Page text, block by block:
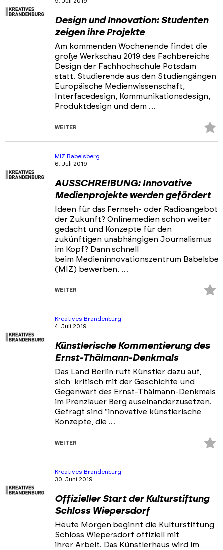
Portfolios
Veranstaltungen & Events
Design und Innovation: Studenten
zeigen ihre Projekte
Am kommenden Wochenende findet die
große Werkschau 2019 des Fachbereichs
Design der Fachhochschule Potsdam
statt. Studierende aus den Studiengängen
Europäische Medienwissenschaft,
Interfacedesign, Kommunikationsdesign,
Produktdesign und dem …
WEITER
MIZ Babelsberg
6. Juli 2019
AUSSCHREIBUNG: Innovative
Medienprojekte werden gefördert
Ideen für das Fernseh- oder Radioangebot
der Zukunft? Onlinemedien schon weiter
gedacht und Konzepte für den
zukünftigen unabhängigen Journalismus
im Kopf? Dann schnell
beim Medieninnovationszentrum
(MIZ) bewerben. …
WEITER
Kreatives Brandenburg
4. Juli 2019
Künstlerische Kommentierung des
Ernst-Thälmann-Denkmals
Das Land Berlin ruft Künstler dazu auf,
sich kritisch mit der Geschichte und
Gegenwart des Ernst-Thälmann-Denkmals
im Prenzlauer Berg auseinanderzusetzen.
Gefragt sind "innovative künstlerische
Konzepte, die …
WEITER
Kreatives Brandenburg
30. Juni 2019
Offizieller Start der Kulturstiftung
Schloss Wiepersdorf
Heute Morgen beginnt die Kulturstiftung
Schloss Wiepersdorf offiziell mit
ihrer Arbeit. Das Künstlerhaus wird im